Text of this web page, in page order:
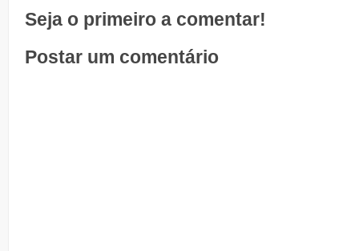
Seja o primeiro a comentar!
Postar um comentário